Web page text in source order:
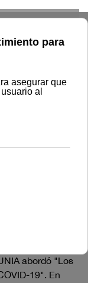
Los nuevos retos
abordó "Los
19". En